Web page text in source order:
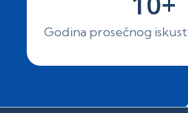
Godina prosečnog